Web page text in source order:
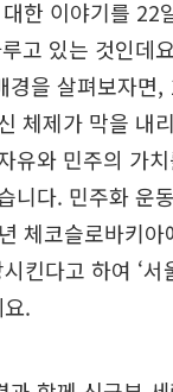
한 이야기를 22
루고 있는 것인데
경을 살펴보자면
체제가 막을 내
유와 민주의 가치
니다. 민주화 운
체코슬로바키아
킨다고 하여 ‘서
.